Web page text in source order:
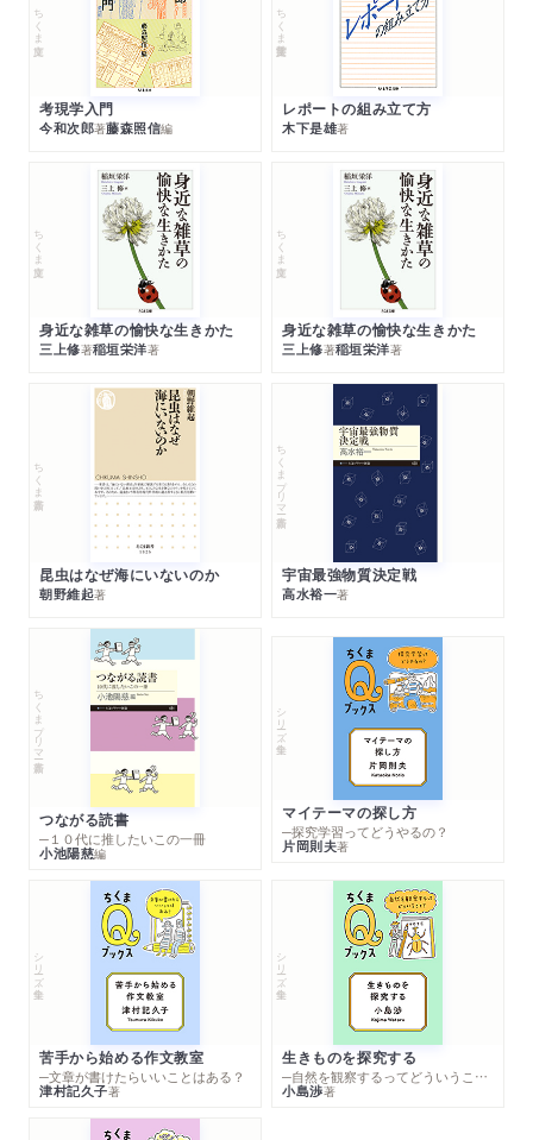
ちくま文庫
考現学入門
今和次郎著藤森照信編
ちくま学芸文庫
レポートの組み立て方
木下是雄著
ちくま文庫
身近な雑草の愉快な生きかた
三上修著稲垣栄洋著
ちくま文庫
身近な雑草の愉快な生きかた
三上修著稲垣栄洋著
ちくま新書
昆虫はなぜ海にいないのか
朝野維起著
ちくまプリマー新書
宇宙最強物質決定戦
高水裕一著
ちくまプリマー新書
つながる読書
─１０代に推したいこの一冊
小池陽慈編
シリーズ・全集
マイテーマの探し方
─探究学習ってどうやるの？
片岡則夫著
シリーズ・全集
苦手から始める作文教室
─文章が書けたらいいことはある？
津村記久子著
シリーズ・全集
生きものを探究する
─自然を観察するってどういうこと？
小島渉著